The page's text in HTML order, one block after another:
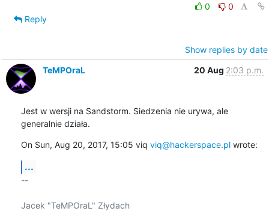
0
0
Reply
Show replies by date
TeMPOraL
20 Aug 2:03 p.m.
Jest w wersji na Sandstorm. Siedzenia nie urywa, ale
generalnie działa.
On Sun, Aug 20, 2017, 15:05 viq viq@hackerspace.pl wrote:
...
--
Jacek "TeMPOraL" Złydach